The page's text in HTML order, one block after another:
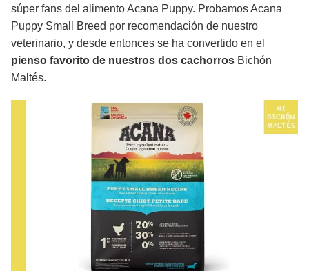
súper fans del alimento Acana Puppy. Probamos Acana
Puppy Small Breed por recomendación de nuestro
veterinario, y desde entonces se ha convertido en el
pienso favorito de nuestros dos cachorros Bichón
Maltés.